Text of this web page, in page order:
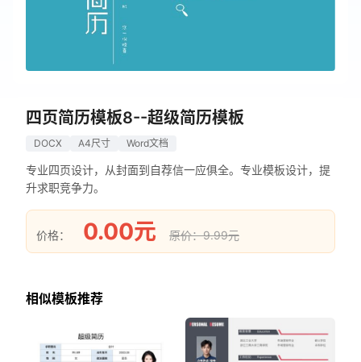
四页简历模板8--超级简历模板
DOCX A4尺寸 Word文档
专业四页设计，从封面到自荐信一应俱全。专业模板设计，提
升求职竞争力。
价格： 0.00元 原价：9.99元
相似模板推荐